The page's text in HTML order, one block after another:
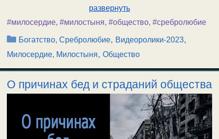
развернуть
#милосердие, #милостыня, #общество, #сребролюбие
Рубрики
Богатство, Сребролюбие, Видеоролики-2023,
Милосердие, Милостыня, Общество
О причинах бед и страданий общества